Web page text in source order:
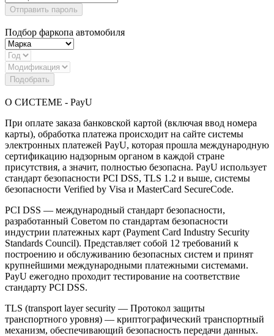
Отправить пароль
Подбор фаркопа автомобиля
Подобрать
О СИСТЕМЕ - PayU
При оплате заказа банковской картой (включая ввод номера
карты), обработка платежа происходит на сайте системы
электронных платежей PayU, которая прошла международную
сертификацию надзорным органом в каждой стране
присутствия, а значит, полностью безопасна. PayU использует
стандарт безопасности PCI DSS, TLS 1.2 и выше, системы
безопасности Verified by Visa и MasterCard SecureCode.
PCI DSS — международный стандарт безопасности,
разработанный Советом по стандартам безопасности
индустрии платежных карт (Payment Card Industry Security
Standards Council). Представляет собой 12 требований к
построению и обслуживанию безопасных систем и принят
крупнейшими международными платежными системами.
PayU ежегодно проходит тестирование на соответствие
стандарту PCI DSS.
TLS (transport layer security — Протокол защиты
транспортного уровня) — криптографический транспортный
механизм, обеспечивающий безопасность передачи данных.